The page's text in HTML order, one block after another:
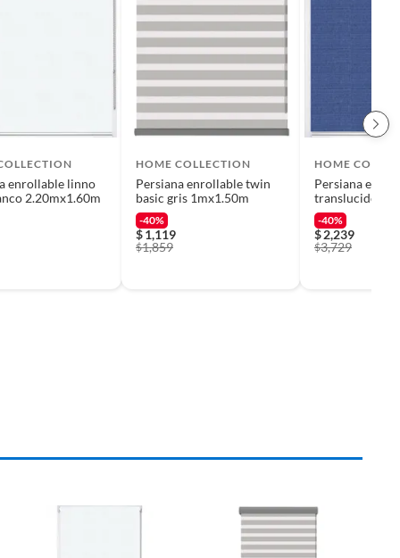
enrollable linno
2.20mx1.60m
HOME COLLECTION
Persiana enrollable twin
basic gris 1mx1.50m
-40%
$1,119
$1,859
HOME
Persiana
translucido
1.30mx2.60m
-40%
$2,239
$3,729